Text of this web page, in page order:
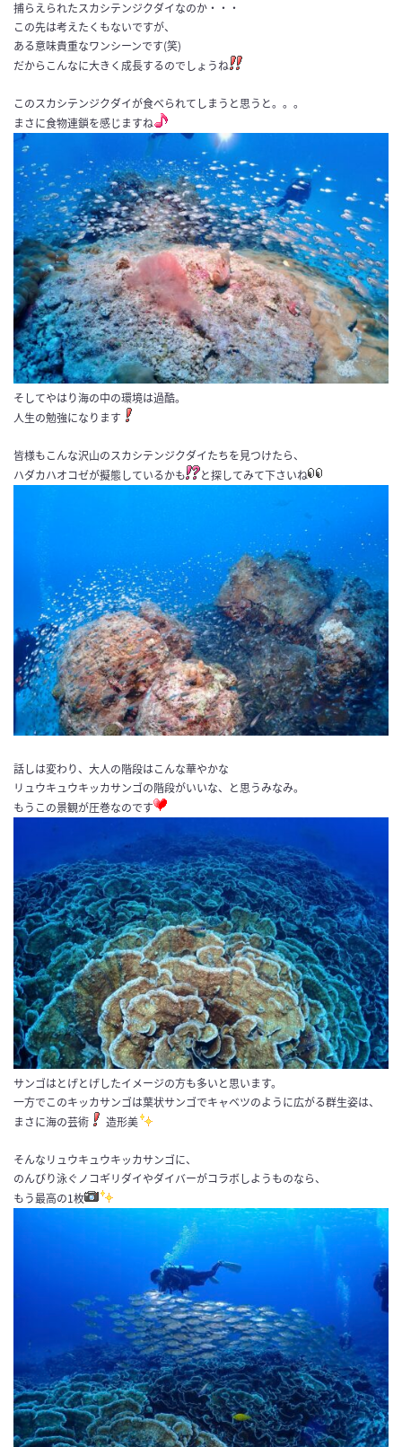
捕らえられたスカシテンジクダイなのか・・・
この先は考えたくもないですが、
ある意味貴重なワンシーンです(笑)
だからこんなに大きく成長するのでしょうね
このスカシテンジクダイが食べられてしまうと思うと。。。
まさに食物連鎖を感じますね
そしてやはり海の中の環境は過酷。
人生の勉強になります
皆様もこんな沢山のスカシテンジクダイたちを見つけたら、
ハダカハオコゼが擬態しているかも
と探してみて下さいね
話しは変わり、大人の階段はこんな華やかな
リュウキュウキッカサンゴの階段がいいな、と思うみなみ。
もうこの景観が圧巻なのです
サンゴはとげとげしたイメージの方も多いと思います。
一方でこのキッカサンゴは葉状サンゴでキャベツのように広がる群生姿は、
まさに海の芸術
造形美
そんなリュウキュウキッカサンゴに、
のんびり泳ぐノコギリダイやダイバーがコラボしようものなら、
もう最高の1枚